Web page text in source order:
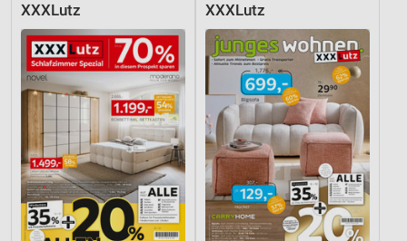
XXXLutz XXXLutz
Geräte anhand von aktiv angeforderten
Informationen identifizieren
Nicht-IAB-Verarbeitungszwecke:
Notwendig
Performance
Funktional
Werbung